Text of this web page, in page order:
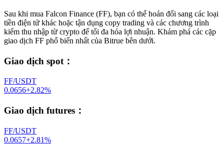
Sau khi mua Falcon Finance (FF), bạn có thể hoán đổi sang các loại
tiền điện tử khác hoặc tận dụng copy trading và các chương trình
kiếm thu nhập từ crypto để tối đa hóa lợi nhuận. Khám phá các cặp
giao dịch FF phổ biến nhất của Bitrue bên dưới.
Giao dịch spot ：
FF/USDT
0.0656+2.82%
Giao dịch futures ：
FF/USDT
0.0657+2.81%